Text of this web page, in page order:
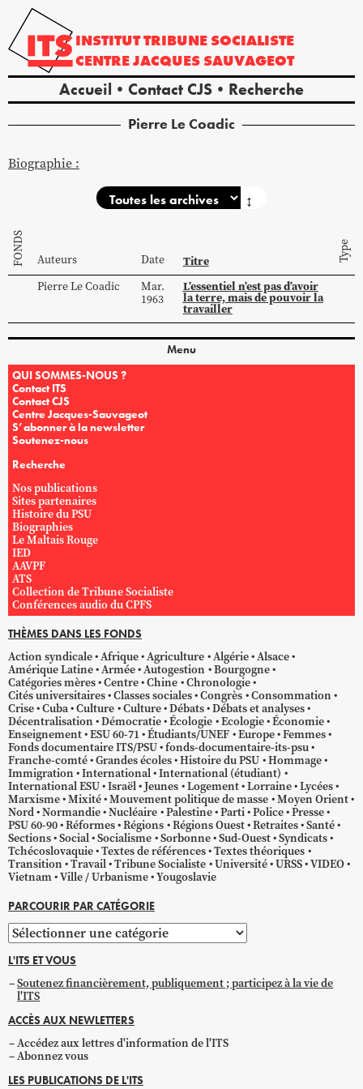
INSTITUTTRIBUNE SOCIALISTE
CENTREJACQUES SAUVAGEOT
Accueil Contact CJS Recherche
Pierre Le Coadic
Biographie :
↕
FONDS Auteurs Date Titre Type
PierreLe Coadic
Mar.
1963
L’essentiel n’est pas d’avoir
la terre, mais de pouvoir la
travailler
Menu
QUI SOMMES-NOUS ?
Contact ITS
Contact CJS
Centre Jacques-Sauvageot
S’abonner à la newsletter
Soutenez-nous
Recherche
Nos publications
Sites partenaires
Histoire du PSU
Biographies
Le Maltais Rouge
IED
AAVPF
ATS
Collection de Tribune Socialiste
Conférences audio du CPFS
THÈMES DANS LES FONDS
Action syndicale Afrique Agriculture Algérie Alsace
Amérique Latine Armée Autogestion
Bourgogne
Catégories mères Centre Chine Chronologie
Cités universitaires Classes sociales Congrès Consommation
Crise Cuba Culture Culture Débats Débats et analyses
Décentralisation Démocratie Écologie Ecologie Économie
Enseignement ESU 60-71 Étudiants/UNEF Europe Femmes
Fonds documentaire ITS/PSU fonds-documentaire-its-psu
Franche-comté Grandes écoles Histoire du PSU Hommage
Immigration International International (étudiant)
International ESU Israël Jeunes Logement Lorraine Lycées
Marxisme Mixité Mouvement politique de masse Moyen Orient
Nord Normandie Nucléaire Palestine Parti Police Presse
PSU 60-90 Réformes Régions Régions Ouest Retraites Santé
Sections Social Socialisme Sorbonne Sud-Ouest Syndicats
Tchécoslovaquie Textes de références Textes théoriques
Transition Travail Tribune Socialiste Université URSS VIDEO
Vietnam Ville / Urbanisme Yougoslavie
PARCOURIR PAR CATÉGORIE
Parcourir
par
catégorie
L'ITS ET VOUS
Soutenez financièrement, publiquement ; participez à la vie de
l'ITS
ACCÈS AUX NEWLETTERS
Accédez aux lettres d'information de l'ITS
Abonnez vous
LES PUBLICATIONS DE L'ITS